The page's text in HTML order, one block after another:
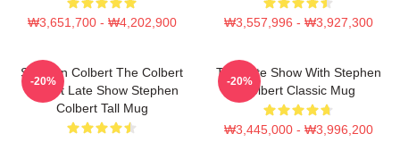
₩3,651,700 - ₩4,202,900 ₩3,557,996 - ₩3,927,300
Stephen Colbert The Colbert
Report Late Show Stephen
Colbert Tall Mug
-20%
The Late Show With Stephen
Colbert Classic Mug
₩3,445,000 - ₩3,996,200
-20%